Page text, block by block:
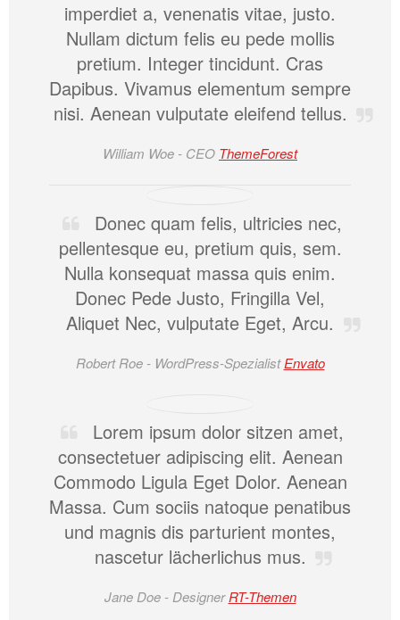
imperdiet a, venenatis vitae, justo.
Nullam dictum felis eu pede mollis
pretium. Integer tincidunt. Cras
Dapibus. Vivamus elementum sempre
nisi. Aenean vulputate eleifend tellus.
William Woe - CEO ThemeForest
Donec quam felis, ultricies nec,
pellentesque eu, pretium quis, sem.
Nulla konsequat massa quis enim.
Donec Pede Justo, Fringilla Vel,
Aliquet Nec, vulputate Eget, Arcu.
Robert Roe - WordPress-Spezialist Envato
Lorem ipsum dolor sitzen amet,
consectetuer adipiscing elit. Aenean
Commodo Ligula Eget Dolor. Aenean
Massa. Cum sociis natoque penatibus
und magnis dis parturient montes,
nascetur lächerlichus mus.
Jane Doe - Designer RT-Themen